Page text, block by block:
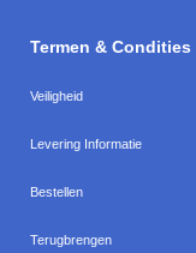
Termen & Condities
Veiligheid
Levering Informatie
Bestellen
Terugbrengen